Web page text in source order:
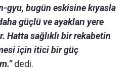
gyu, bugün eskisine kıyasla
güçlü ve ayakları yere
Hatta sağlıklı bir rekabetin
için itici bir güç
dedi.